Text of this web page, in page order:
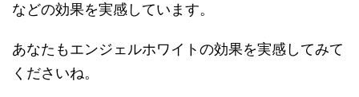
などの効果を実感しています。
あなたもエンジェルホワイトの効果を実感してみて
くださいね。